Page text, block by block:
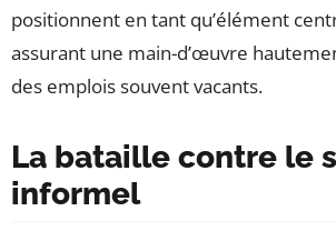
positionnent en tant qu’élément
assurant une main-d’œuvre
des emplois souvent vacants.
La bataille contre le
informel